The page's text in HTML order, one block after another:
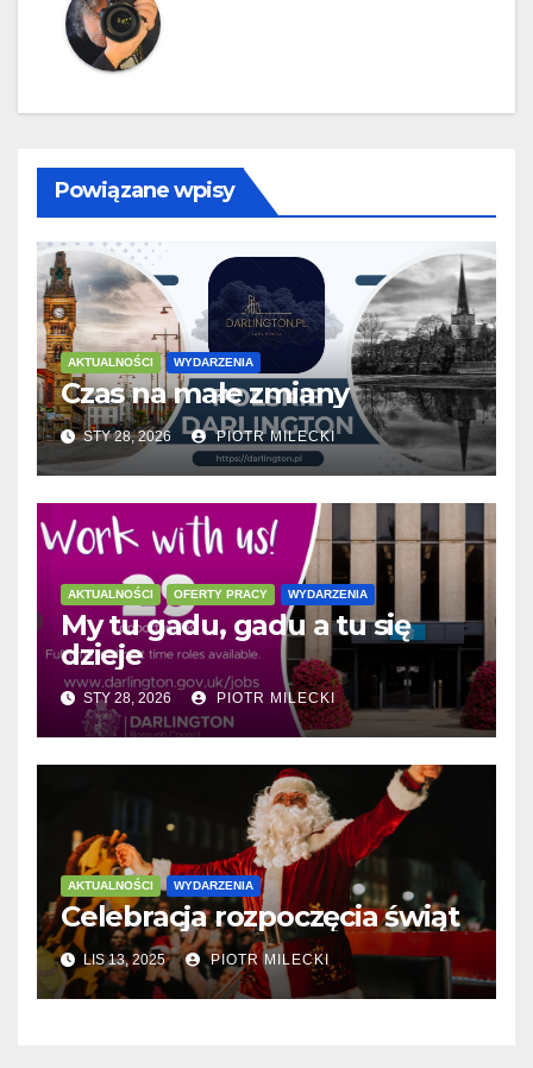
Powiązane wpisy
AKTUALNOŚCI WYDARZENIA
Czas na małe zmiany
STY 28, 2026 PIOTR MILECKI
AKTUALNOŚCI OFERTY PRACY WYDARZENIA
My tu gadu, gadu a tu się
dzieje
STY 28, 2026 PIOTR MILECKI
AKTUALNOŚCI WYDARZENIA
Celebracja rozpoczęcia świąt
LIS 13, 2025 PIOTR MILECKI